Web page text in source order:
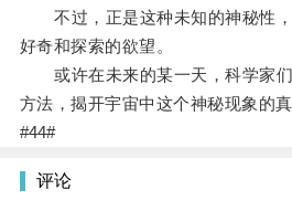
不过，正是这种未知的神秘性，
好奇和探索的欲望。
或许在未来的某一天，科学家们
方法，揭开宇宙中这个神秘现象的真
#44#
评论